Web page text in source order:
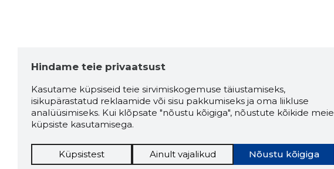
Hindame teie privaatsust
Kasutame küpsiseid teie sirvimiskogemuse täiustamiseks,
isikupärastatud reklaamide või sisu pakkumiseks ja oma liikluse
analüüsimiseks. Kui klõpsate "nõustu kõigiga", nõustute kõikide meie
küpsiste kasutamisega.
Nõustu kõigiga
Küpsistest Ainult vajalikud